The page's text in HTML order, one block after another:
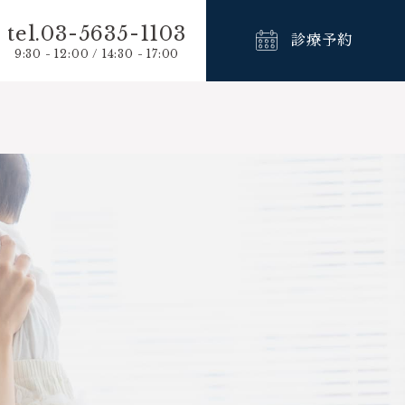
tel.03-5635-1103
9:30 - 12:00 / 14:30 - 17:00
診療予約